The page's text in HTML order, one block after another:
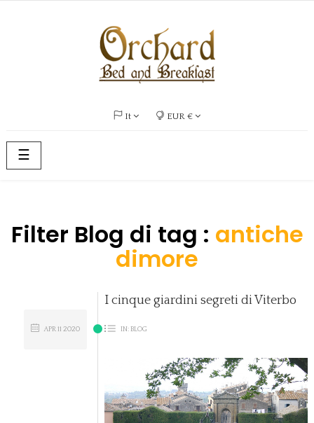
It EUR €
navigazione
Toggle
☰
Filter Blog di tag : antiche
dimore
I cinque giardini segreti di Viterbo
IN: BLOG
APR11 2020